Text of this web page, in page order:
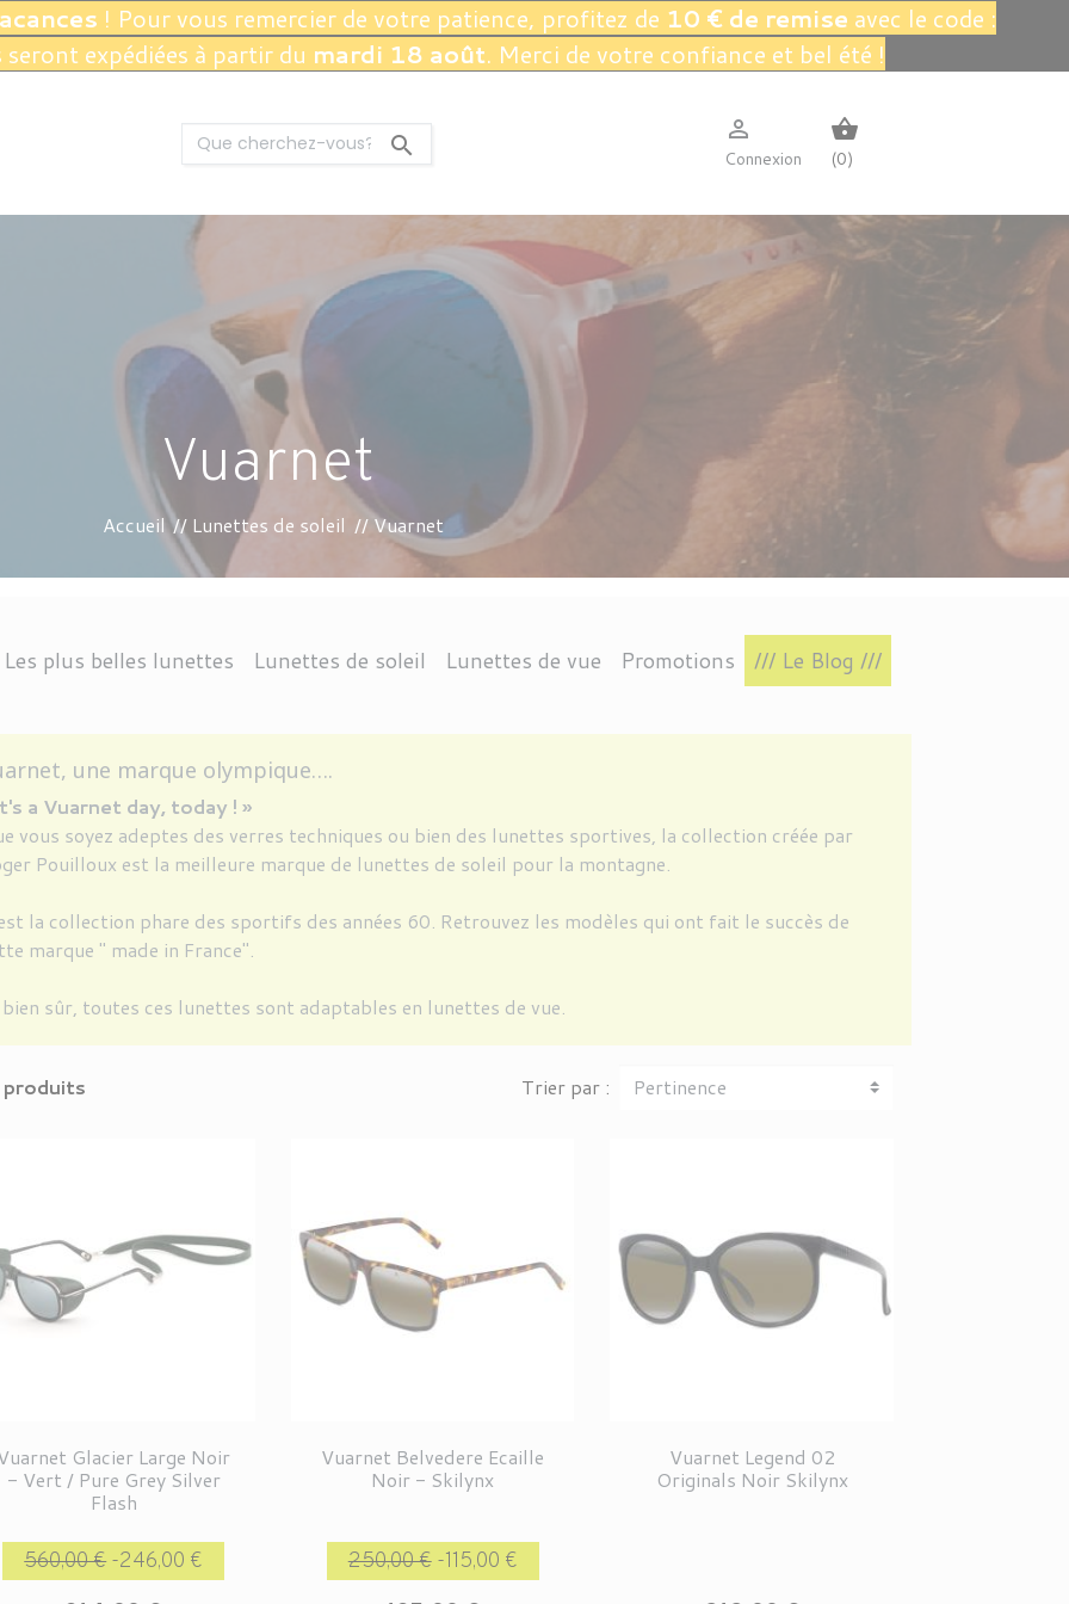
! Pour vous remercier de votre patience, profitez de 10 € de remise avec le code :
expédiées à partir du mardi 18 août. Merci de votre confiance et bel été !


Connexion
shopping_basket
(0)
Vuarnet
Accueil Lunettes de soleil Vuarnet
OCTOGONALE CARRÉE ARRONDIE VINTAGE AVIATEUR IRRÉGULIÈRE
3 PROTECTION INFÉRIEURE À 3 ACCESSOIRES POLARISÉS
CONDUITE NAUTISME MONTAGNE LOISIRS CONNECTÉ
Les plus belles lunettes
LASRY CHROME HEARTS ANNE & VALENTIN
Lunettes de soleil
RAY-BAN VUARNET
Lunettes de vue
THEO EYEWEAR KIRK AND KIRK JEAN NOUVEL L.A.EYEWORKS VAVA EYEWEAR
Promotions /// Le Blog ///
une marque olympique….
a Vuarnet day, today ! »
vous soyez adeptes des verres techniques ou bien des lunettes sportives, la collection créée par
Pouilloux est la meilleure marque de lunettes de soleil pour la montagne.
la collection phare des sportifs des années 60. Retrouvez les modèles qui ont fait le succès de
marque " made in France".
sûr, toutes ces lunettes sont adaptables en lunettes de vue.
Trier par :
Glacier Large Noir
- Vert / Pure Grey Silver
Flash
Prix de base
560,00 €-246,00 €
Vuarnet Belvedere Ecaille
Noir - Skilynx
Prix de base
250,00 €-115,00 €
Vuarnet Legend 02
Originals Noir Skilynx